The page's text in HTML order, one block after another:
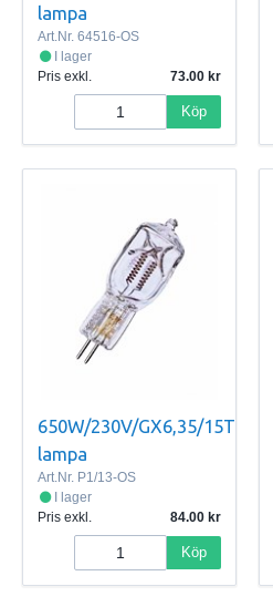
lampa
Art.Nr. 64516-OS
I lager
Pris exkl.
73.00
Köp
650W/230V/GX6,35/15T
lampa
Art.Nr. P1/13-OS
I lager
Pris exkl.
84.00
Köp